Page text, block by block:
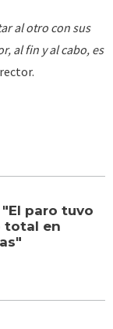
al otro con sus
al fin y al cabo, es
paro tuvo
total en